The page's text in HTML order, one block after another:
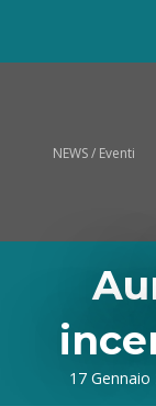
NEWS / Eventi
17 Gennaio